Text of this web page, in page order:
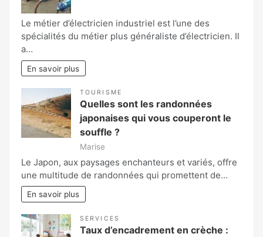
Le métier d’électricien industriel est l’une des
spécialités du métier plus généraliste d’électricien. Il
a…
En savoir plus
TOURISME
Quelles sont les randonnées
japonaises qui vous couperont le
souffle ?
Marise
Le Japon, aux paysages enchanteurs et variés, offre
une multitude de randonnées qui promettent de…
En savoir plus
SERVICES
Taux d’encadrement en crèche :